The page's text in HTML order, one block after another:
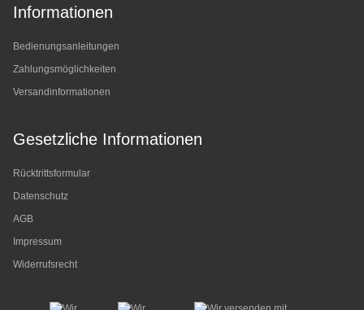
Informationen
Bedienungsanleitungen
Zahlungsmöglichkeiten
Versandinformationen
Gesetzliche Informationen
Rücktrittsformular
Datenschutz
AGB
Impressum
Widerrufsrecht